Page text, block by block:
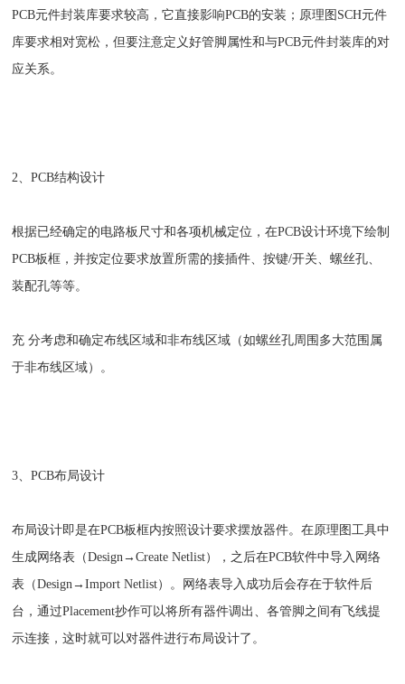
PCB元件封装库要求较高，它直接影响PCB的安装；原理图SCH元件
库要求相对宽松，但要注意定义好管脚属性和与PCB元件封装库的对
应关系。
2、PCB结构设计
根据已经确定的电路板尺寸和各项机械定位，在PCB设计环境下绘制
PCB板框，并按定位要求放置所需的接插件、按键/开关、螺丝孔、
装配孔等等。
充 分考虑和确定布线区域和非布线区域（如螺丝孔周围多大范围属
于非布线区域）。
3、PCB布局设计
布局设计即是在PCB板框内按照设计要求摆放器件。在原理图工具中
生成网络表（Design→Create Netlist），之后在PCB软件中导入网络
表（Design→Import Netlist）。网络表导入成功后会存在于软件后
台，通过Placement抄作可以将所有器件调出、各管脚之间有飞线提
示连接，这时就可以对器件进行布局设计了。